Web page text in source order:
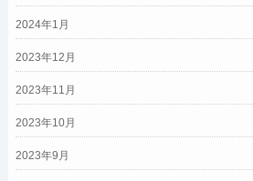
2024年1月
2023年12月
2023年11月
2023年10月
2023年9月